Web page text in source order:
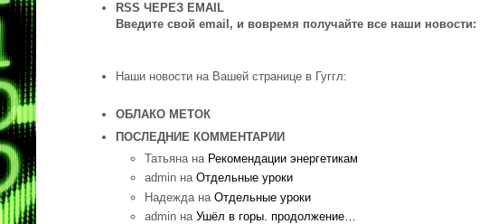
RSS ЧЕРЕЗ EMAIL
Введите свой email, и вовремя получайте все наши новости:
Наши новости на Вашей странице в Гуггл:
ОБЛАКО МЕТОК
ПОСЛЕДНИЕ КОММЕНТАРИИ
Татьяна на Рекомендации энергетикам
admin на Отдельные уроки
Надежда на Отдельные уроки
admin на Ушёл в горы. продолжение…